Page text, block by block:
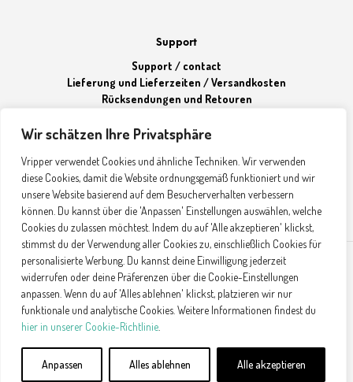
Wir schätzen Ihre Privatsphäre
Vripper verwendet Cookies und ähnliche Techniken. Wir verwenden
diese Cookies, damit die Website ordnungsgemäß funktioniert und wir
unsere Website basierend auf dem Besucherverhalten verbessern
können. Du kannst über die 'Anpassen' Einstellungen auswählen, welche
Cookies du zulassen möchtest. Indem du auf 'Alle akzeptieren' klickst,
stimmst du der Verwendung aller Cookies zu, einschließlich Cookies für
personalisierte Werbung. Du kannst deine Einwilligung jederzeit
widerrufen oder deine Präferenzen über die Cookie-Einstellungen
anpassen. Wenn du auf 'Alles ablehnen' klickst, platzieren wir nur
funktionale und analytische Cookies. Weitere Informationen findest du
hier in unserer Cookie-Richtlinie
Anpassen Alles ablehnen Alle akzeptieren
Support
Support / contact
Lieferung und Lieferzeiten / Versandkosten
Rücksendungen und Retouren
Unser Team
B2B Anfragen
AGB
Sicherheit und Datenschutz
Impressum